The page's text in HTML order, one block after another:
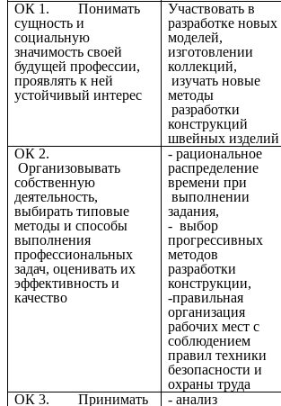
ОК 1. Понимать
сущность и
социальную
значимость своей
будущей профессии,
проявлять к ней
устойчивый интерес
Участвовать в
разработке новых
моделей,
изготовлении
коллекций,
изучать новые
методы
разработки
конструкций
швейных изделий
ОК 2.
Организовывать
собственную
деятельность,
выбирать типовые
методы и способы
выполнения
профессиональных
задач, оценивать их
эффективность и
качество
- рациональное
распределение
времени при
выполнении
задания,
- выбор
прогрессивных
методов
разработки
конструкции,
-правильная
организация
рабочих мест с
соблюдением
правил техники
безопасности и
охраны труда
ОК 3. Принимать
- анализ